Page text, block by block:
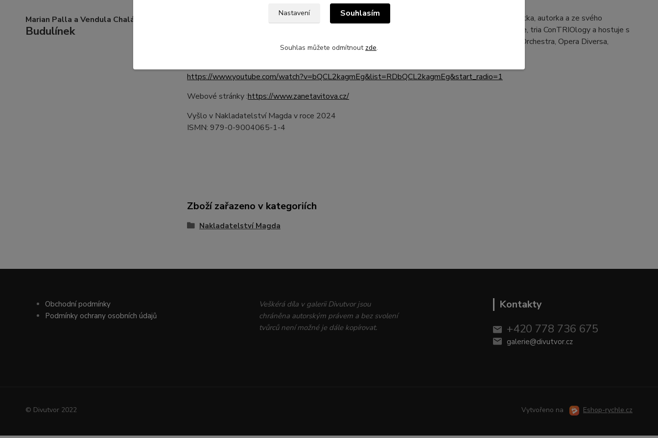
Marian Palla a Vendula Chalánková:
Budulínek
Žaneta Vítová vychází ze své několikaleté zkušenosti v oblasti soudobé vážné hudby jako interpretka, autorka a ze svého
pedagogického působení na Zuš a lektorování dospělých hráčů. Je členka kapely Dust in the Groove, tria ConTRIOlogy a hostuje s
orchestry a soubory zabývající se soudobou vážnou hudbou (Ostravská banda, Brno Contemporary Orchestra, Opera Diversa,
Orchestr Berg, Filharmonie Brno, Ensemble Spectrum) Hudební ukázky můžete poslechnout zde:
https://www.youtube.com/watch?v=bQCL2kagmEg&list=RDbQCL2kagmEg&start_radio=1
Webové stránky :https://www.zanetavitova.cz/
Vyšlo v Nakladatelství Magda v roce 2024
ISMN: 979-0-9004065-1-4
Zboží zařazeno v kategoriích
Nakladatelství Magda
Obchodní podmínky
Podmínky ochrany osobních údajů
Veškérá díla v galerii Divutvor jsou
chráněna autorským právem a bez svolení
tvůrců není možné je dále kopírovat.
Kontakty
+420 778 736 675
galerie@divutvor.cz
© Divutvor 2022 Vytvořeno na Eshop-rychle.cz
Nastavení Souhlasím
Souhlas můžete odmítnout zde.